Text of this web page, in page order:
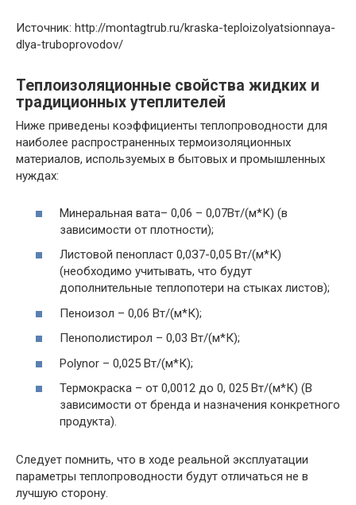
Источник: http://montagtrub.ru/kraska-teploizolyatsionnaya-
dlya-truboprovodov/
Теплоизоляционные свойства жидких и
традиционных утеплителей
Ниже приведены коэффициенты теплопроводности для
наиболее распространенных термоизоляционных
материалов, используемых в бытовых и промышленных
нуждах:
Минеральная вата– 0,06 – 0,07Вт/(м*К) (в
зависимости от плотности);
Листовой пенопласт 0,0З7-0,05 Вт/(м*К)
(необходимо учитывать, что будут
дополнительные теплопотери на стыках листов);
Пеноизол – 0,06 Вт/(м*К);
Пенополистирол – 0,03 Вт/(м*К);
Polynor – 0,025 Вт/(м*К);
Термокраска – от 0,0012 до 0, 025 Вт/(м*К) (В
зависимости от бренда и назначения конкретного
продукта).
Следует помнить, что в ходе реальной эксплуатации
параметры теплопроводности будут отличаться не в
лучшую сторону.